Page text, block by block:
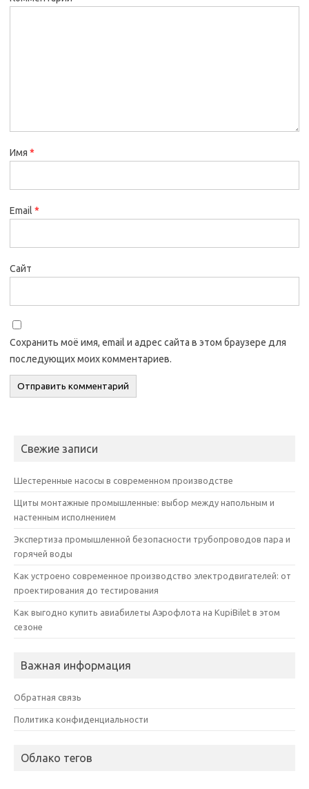
Имя *
Email *
Сайт
Сохранить моё имя, email и адрес сайта в этом браузере для
последующих моих комментариев.
Свежие записи
Шестеренные насосы в современном производстве
Щиты монтажные промышленные: выбор между напольным и
настенным исполнением
Экспертиза промышленной безопасности трубопроводов пара и
горячей воды
Как устроено современное производство электродвигателей: от
проектирования до тестирования
Как выгодно купить авиабилеты Аэрофлота на KupiBilet в этом
сезоне
Важная информация
Обратная связь
Политика конфиденциальности
Облако тегов